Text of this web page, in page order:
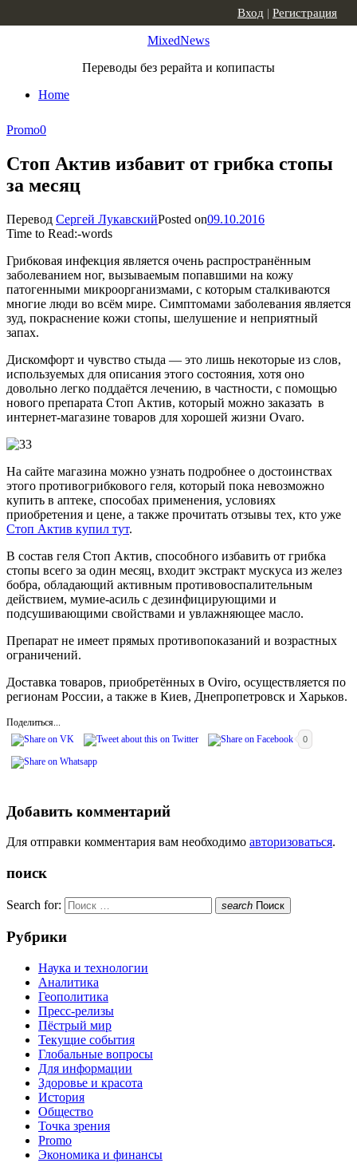
MixedNews
Переводы без рерайта и копипасты
Home
Вход | Регистрация
Promo0
Стоп Актив избавит от грибка стопы
за месяц
Перевод Сергей ЛукавскийPosted on09.10.2016
Time to Read:-words
Грибковая инфекция является очень распространённым
заболеванием ног, вызываемым попавшими на кожу
патогенными микроорганизмами, с которым сталкиваются
многие люди во всём мире. Симптомами заболевания является
зуд, покраснение кожи стопы, шелушение и неприятный
запах.
Дискомфорт и чувство стыда — это лишь некоторые из слов,
используемых для описания этого состояния, хотя оно
довольно легко поддаётся лечению, в частности, с помощью
нового препарата Стоп Актив, который можно заказать в
интернет-магазине товаров для хорошей жизни Ovaro.
На сайте магазина можно узнать подробнее о достоинствах
этого противогрибкового геля, который пока невозможно
купить в аптеке, способах применения, условиях
приобретения и цене, а также прочитать отзывы тех, кто уже
Стоп Актив купил тут.
В состав геля Стоп Актив, способного избавить от грибка
стопы всего за один месяц, входит экстракт мускуса из желез
бобра, обладающий активным противовоспалительным
действием, мумие-асиль с дезинфицирующими и
подсушивающими свойствами и увлажняющее масло.
Препарат не имеет прямых противопоказаний и возрастных
ограничений.
Доставка товаров, приобретённых в Oviro, осуществляется по
регионам России, а также в Киев, Днепропетровск и Харьков.
Поделиться...
0
Добавить комментарий
Для отправки комментария вам необходимо авторизоваться.
поиск
Search for: search Поиск
Рубрики
Наука и технологии
Аналитика
Геополитика
Пресс-релизы
Пёстрый мир
Текущие события
Глобальные вопросы
Для информации
Здоровье и красота
История
Общество
Точка зрения
Promo
Экономика и финансы